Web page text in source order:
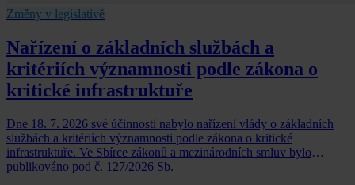
Změny v legislativě
Nařízení o základních službách a
kritériích významnosti podle zákona o
kritické infrastruktuře
Dne 18. 7. 2026 své účinnosti nabylo nařízení vlády o základních
službách a kritériích významnosti podle zákona o kritické
infrastruktuře. Ve Sbírce zákonů a mezinárodních smluv bylo
publikováno pod č. 127/2026 Sb.